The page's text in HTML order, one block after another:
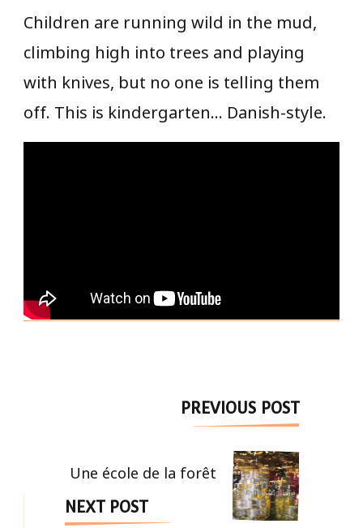
Children are running wild in the mud,
climbing high into trees and playing
with knives, but no one is telling them
off. This is kindergarten… Danish-style.
Post
Navigation
PREVIOUS POST
Une école de la forêt
NEXT POST